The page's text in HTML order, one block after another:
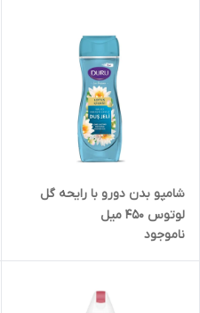
شامپو بدن دورو با رایحه گل
لوتوس 450 میل
ناموجود